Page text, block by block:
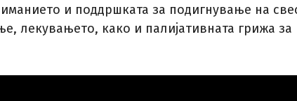
и поддршката за подигнување на
лекувањето, како и палијативната грижа за